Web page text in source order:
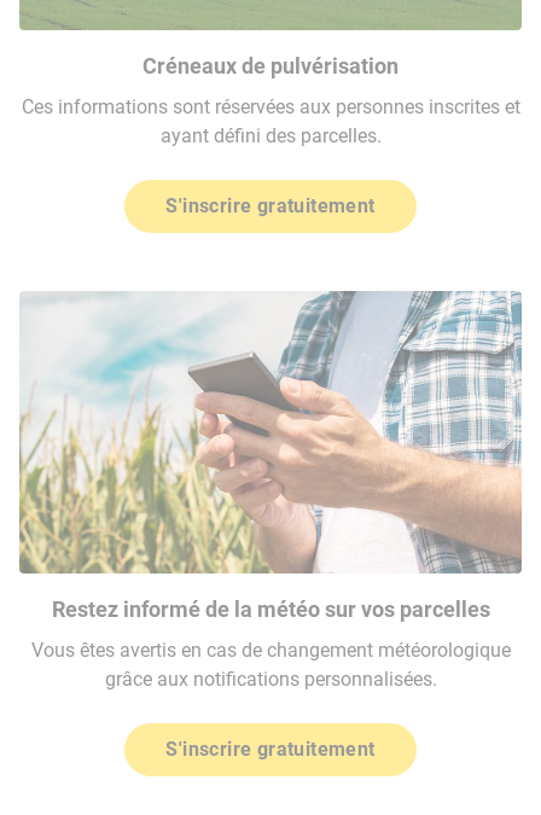
Créneaux de pulvérisation
Ces informations sont réservées aux personnes inscrites et
ayant défini des parcelles.
S'inscrire gratuitement
Restez informé de la météo sur vos parcelles
Vous êtes avertis en cas de changement météorologique
grâce aux notifications personnalisées.
S'inscrire gratuitement